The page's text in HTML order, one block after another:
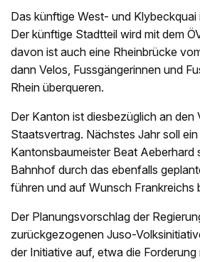
Das künftige West- und
Der künftige Stadtteil wird mit dem
davon ist auch eine Rheinbrücke
dann Velos, Fussgängerinnen und
Rhein überqueren.
Der Kanton ist diesbezüglich an
Staatsvertrag. Nächstes Jahr soll
Kantonsbaumeister Beat Aeberhard
Bahnhof durch das ebenfalls
führen und auf Wunsch
Der Planungsvorschlag der
zurückgezogenen Juso-
der Initiative auf, etwa die